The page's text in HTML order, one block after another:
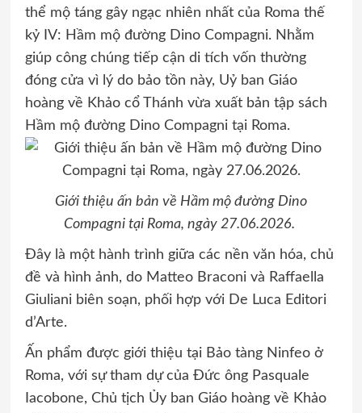
thể mộ táng gây ngạc nhiên nhất của Roma thế
kỷ IV: Hầm mộ đường Dino Compagni. Nhằm
giúp công chúng tiếp cận di tích vốn thường
đóng cửa vì lý do bảo tồn này, Uỷ ban Giáo
hoàng về Khảo cổ Thánh vừa xuất bản tập sách
Hầm mộ đường Dino Compagni tại Roma.
Giới thiệu ấn bản về Hầm mộ đường Dino
Compagni tại Roma, ngày 27.06.2026.
Đây là một hành trình giữa các nền văn hóa, chủ
đề và hình ảnh, do Matteo Braconi và Raffaella
Giuliani biên soạn, phối hợp với De Luca Editori
d’Arte.
Ấn phẩm được giới thiệu tại Bảo tàng Ninfeo ở
Roma, với sự tham dự của Đức ông Pasquale
Iacobone, Chủ tịch Ủy ban Giáo hoàng về Khảo